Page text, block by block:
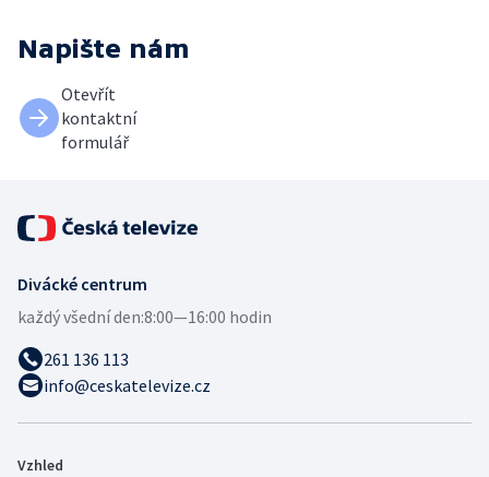
Napište nám
Otevřít
kontaktní
formulář
Divácké centrum
každý všední den:8:00—16:00 hodin
261 136 113
info@ceskatelevize.cz
Vzhled